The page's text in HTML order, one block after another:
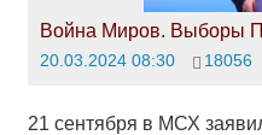
Война Миров. Выборы
20.03.2024 08:30 18056
21 сентября в МСХ